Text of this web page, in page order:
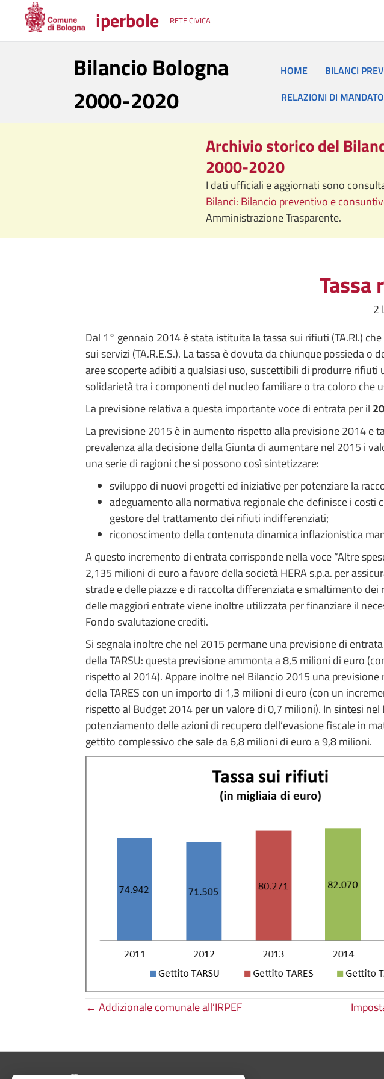
iperbole RETE CIVICA
Bilancio Bologna
2000-2020
HOME BILANCI
RELAZIONI DI
Archivio storico del
2000-2020
I dati ufficiali e aggiornati sono
Bilanci: Bilancio preventivo e
Amministrazione Trasparente.
Tassa
2
Dal 1° gennaio 2014 è stata istituita la tassa sui rifiuti (TA.RI.)
sui servizi (TA.R.E.S.). La tassa è dovuta da chiunque possieda o
aree scoperte adibiti a qualsiasi uso, suscettibili di produrre rifiuti
solidarietà tra i componenti del nucleo familiare o tra coloro che
La previsione relativa a questa importante voce di entrata per il
La previsione 2015 è in aumento rispetto alla previsione 2014 e
prevalenza alla decisione della Giunta di aumentare nel 2015 i
una serie di ragioni che si possono così sintetizzare:
sviluppo di nuovi progetti ed iniziative per potenziare la
adeguamento alla normativa regionale che definisce i costi
gestore del trattamento dei rifiuti indifferenziati;
riconoscimento della contenuta dinamica inflazionistica
A questo incremento di entrata corrisponde nella voce “Altre
2,135 milioni di euro a favore della società HERA s.p.a. per
strade e delle piazze e di raccolta differenziata e smaltimento
delle maggiori entrate viene inoltre utilizzata per finanziare il
Fondo svalutazione crediti.
Si segnala inoltre che nel 2015 permane una previsione di
della TARSU: questa previsione ammonta a 8,5 milioni di euro
rispetto al 2014). Appare inoltre nel Bilancio 2015 una
della TARES con un importo di 1,3 milioni di euro (con un
rispetto al Budget 2014 per un valore di 0,7 milioni). In sintesi
potenziamento delle azioni di recupero dell’evasione fiscale in
gettito complessivo che sale da 6,8 milioni di euro a 9,8 milioni.
Posts
navigation
← Addizionale comunale all’IRPEF
Pié di pagina di Comune di Bologna